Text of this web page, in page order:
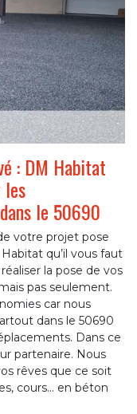
: DM Habitat
les
le 50690
votre projet pose
qu’il vous faut
la pose de vos
pas seulement.
car nous
dans le 50690
Dans ce
partenaire. Nous
rêves que ce soit
cours… en béton